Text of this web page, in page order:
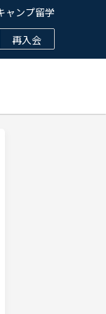
ャンプ留学
再入会